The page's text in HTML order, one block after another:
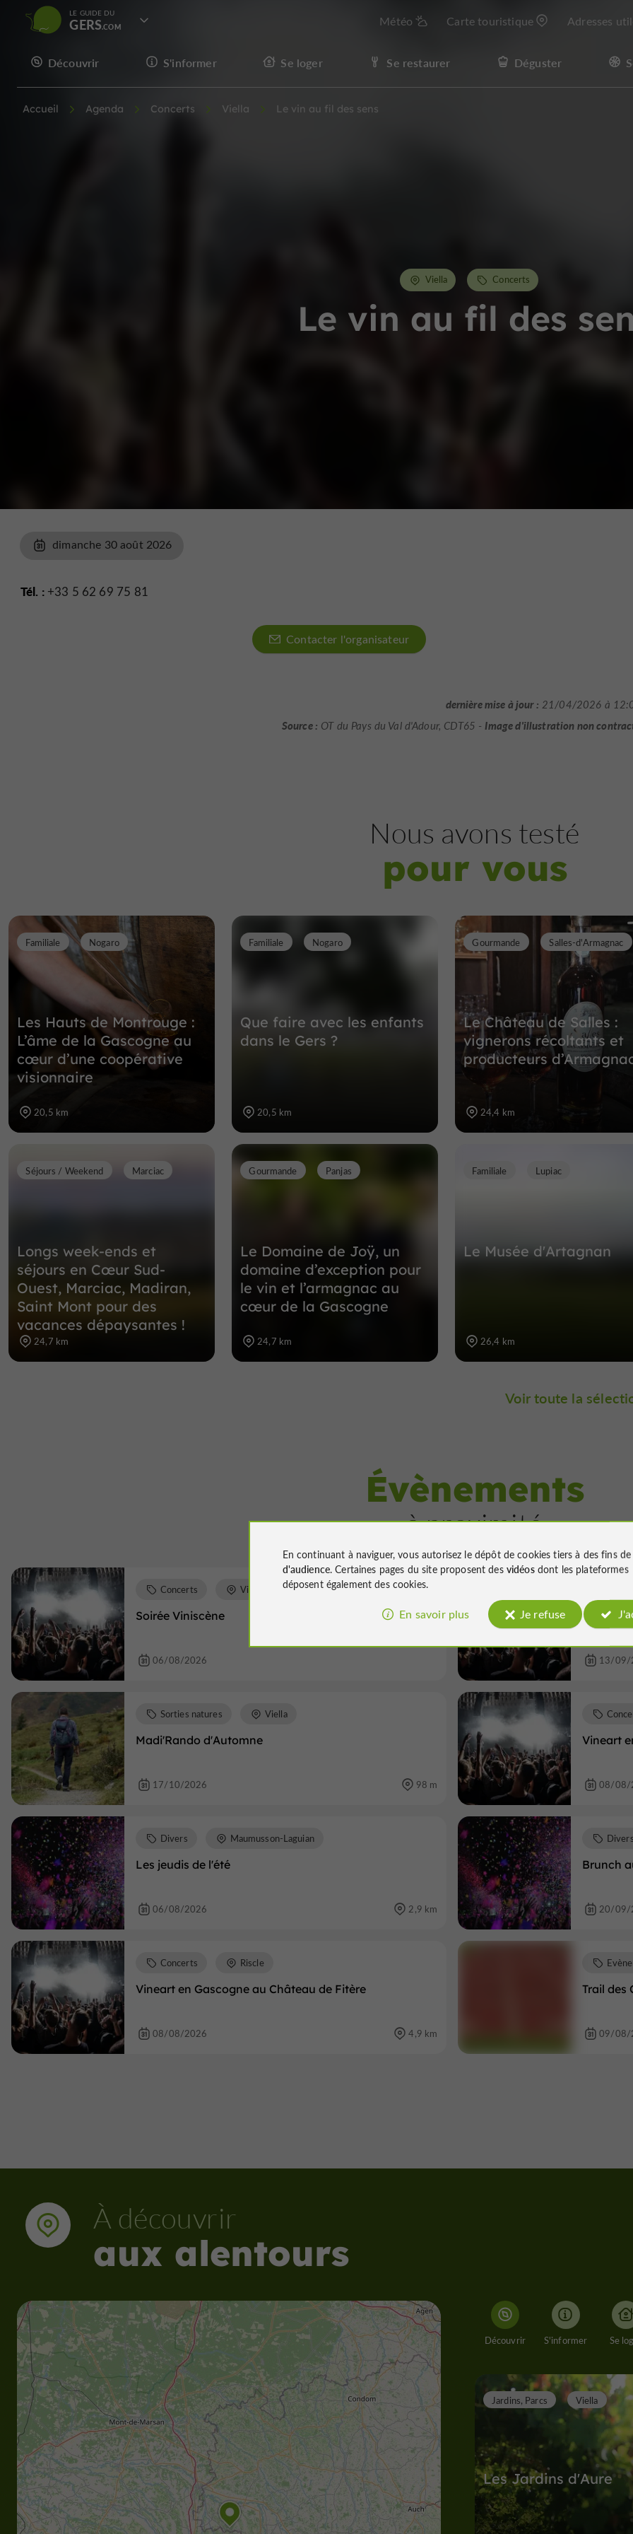
LE GUIDE DU
GERS Météo Carte touristique Adresses
Découvrir S'informer Se loger Se restaurer Déguster
Accueil Agenda Concerts Viella Le vin au fil des sens
Le vin au fil des
Viella Concerts
dimanche 30 août 2026
Tél. :+33 5 62 69 75 81
Contacter l'organisateur
dernière mise à jour : 21/04/2026 à
Source : OT du Pays du Val d'Adour, CDT65 - Image d'illustration non
Nous avons testé
pour vous
Les Hauts de Montrouge :
L’âme de la Gascogne au
cœur d’une coopérative
visionnaire
Familiale Nogaro
20,5 km
Que faire avec les enfants
dans le Gers ?
Familiale Nogaro
20,5 km
Le Château de Salles :
vignerons récoltants et
producteurs
Gourmande Salles-d'Armagnac
24,4 km
Longs week-ends et
séjours en Cœur Sud-
Ouest, Marciac, Madiran,
Saint Mont pour des
vacances dépaysantes !
Séjours / Weekend Marciac
24,7 km
Le Domaine de Joÿ, un
domaine d’exception pour
le vin et l’armagnac au
cœur de la Gascogne
Gourmande Panjas
24,7 km
Le Musée d'Artagnan
Familiale Lupiac
26,4 km
Voir toute la
Évènements
à proximité
Soirée Viniscène
Concerts Viella
06/08/2026
Le vin
13/09/
Madi'Rando d'Automne
Sorties natures Viella
17/10/2026 98 m
Vineart
08/08/
Les jeudis de l'été
Divers Maumusson-Laguian
06/08/2026 2,9 km
Brunch
20/09/
Vineart en Gascogne au Château de Fitère
Concerts Riscle
08/08/2026 4,9 km
Trail des
09/08/
À découvrir
aux alentours
Découvrir S'informer Se
Les Jardins d'Aure
Jardins, Parcs Viella
En continuant à naviguer, vous autorisez le dépôt de cookies tiers à des fins
d'audience. Certaines pages du site proposent des vidéosdont les plateformes
déposent également des cookies.
En savoir plus Je refuse